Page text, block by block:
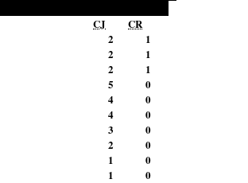
CJ
CR
2
1
2
1
2
1
5
0
4
0
4
0
3
0
2
0
1
0
1 0